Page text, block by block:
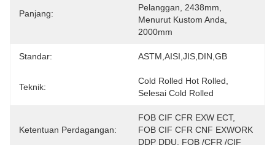
Panjang:
Pelanggan, 2438mm,
Menurut Kustom Anda,
2000mm
Standar: ASTM,AISI,JIS,DIN,GB
Teknik:
Cold Rolled Hot Rolled,
Selesai Cold Rolled
Ketentuan Perdagangan:
FOB CIF CFR EXW ECT,
FOB CIF CFR CNF EXWORK
DDP DDU, FOB /CFR /CIF